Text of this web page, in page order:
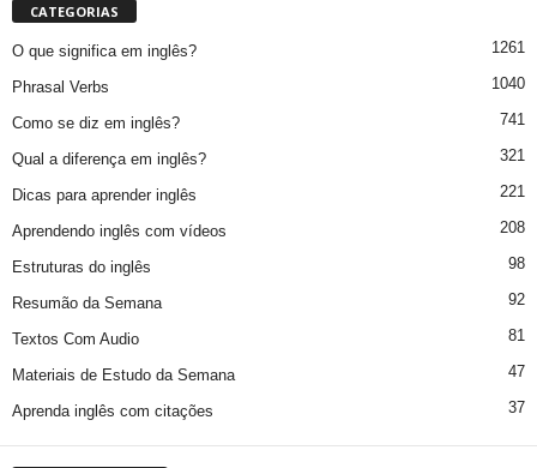
CATEGORIAS
O que significa em inglês? 1261
Phrasal Verbs 1040
Como se diz em inglês? 741
Qual a diferença em inglês? 321
Dicas para aprender inglês 221
Aprendendo inglês com vídeos 208
Estruturas do inglês 98
Resumão da Semana 92
Textos Com Audio 81
Materiais de Estudo da Semana 47
Aprenda inglês com citações 37